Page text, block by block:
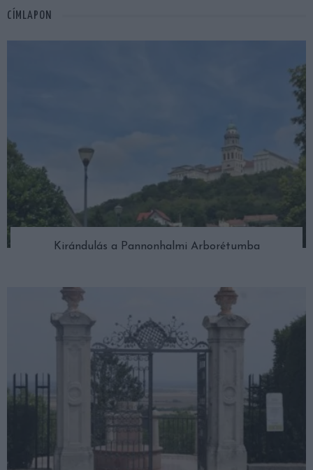
CÍMLAPON
Kirándulás a Pannonhalmi Arborétumba